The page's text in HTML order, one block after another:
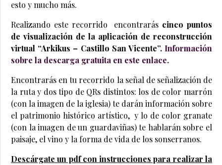
esto y mucho más.
Realizando este recorrido encontrarás cinco puntos
de visualización de la aplicación de reconstrucción
virtual “Arkikus – Castillo San Vicente”. Información
sobre la descarga gratuita en este enlace.
Encontrarás en tu recorrido la señal de señalización de
la ruta y dos tipo de QRs distintos: los de color marrón
(con la imagen de la iglesia) te darán información sobre
el patrimonio histórico artístico, y lo de color granate
(con la imagen de un guardaviñas) te hablarán sobre el
paisaje, el vino y la forma de vida de los sonserranos.
Descárgate un pdf con instrucciones para realizar la